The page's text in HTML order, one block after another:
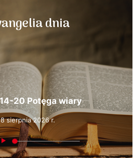
dnia
20 Potęga wiary
8 sierpnia 2026 r.